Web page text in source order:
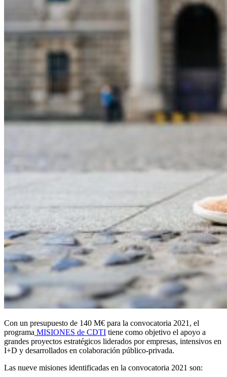
Con un presupuesto de 140 M€ para la convocatoria 2021, el
programa MISIONES de CDTI tiene como objetivo el apoyo a
grandes proyectos estratégicos liderados por empresas, intensivos en
I+D y desarrollados en colaboración público-privada.
Las nueve misiones identificadas en la convocatoria 2021 son: